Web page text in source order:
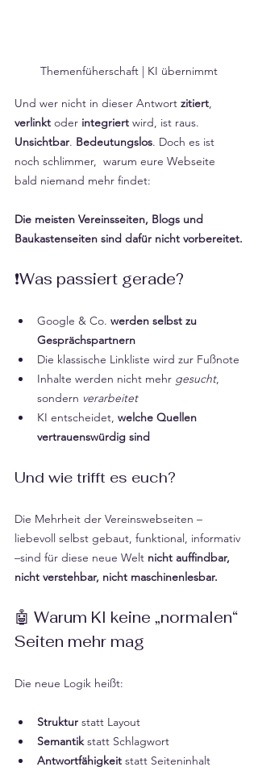
Themenfüherschaft | KI übernimmt
Und wer nicht in dieser Antwort zitiert,
verlinkt oder integriert wird, ist raus.
Unsichtbar. Bedeutungslos. Doch es ist
noch schlimmer,  warum eure Webseite
bald niemand mehr findet:
Die meisten Vereinsseiten, Blogs und
Baukastenseiten sind dafür nicht vorbereitet.
❗️Was passiert gerade?
Google & Co. werden selbst zu
Gesprächspartnern
Die klassische Linkliste wird zur Fußnote
Inhalte werden nicht mehr gesucht,
sondern verarbeitet
KI entscheidet, welche Quellen
vertrauenswürdig sind
Und wie trifft es euch?
Die Mehrheit der Vereinswebseiten –
liebevoll selbst gebaut, funktional, informativ
–sind für diese neue Welt nicht auffindbar,
nicht verstehbar, nicht maschinenlesbar.
🤖 Warum KI keine „normalen“
Seiten mehr mag
Die neue Logik heißt:
Struktur statt Layout
Semantik statt Schlagwort
Antwortfähigkeit statt Seiteninhalt